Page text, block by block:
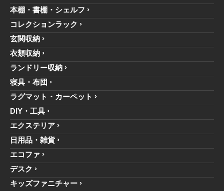
本棚・書棚・シェルフ
コレクションラック
玄関収納
衣類収納
ランドリー収納
寝具・布団
ラグマット・カーペット
DIY・工具
エクステリア
日用品・雑貨
エコファ
デスク
キッズファニチャー